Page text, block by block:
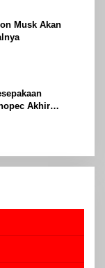
Musk Akan
Akhir